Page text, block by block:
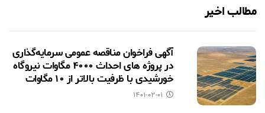
مطالب اخیر
آگهی فراخوان مناقصه عمومی سرمایه‌گذاری
در پروژه های احداث ۴۰۰۰ مگاوات نیروگاه
خورشیدی با ظرفیت بالاتر از ۱۰ مگاوات
۱۴۰۱-۰۲-۰۱